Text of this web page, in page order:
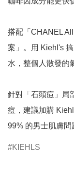
搭配「CHANEL
案」。用 Kiehl's
水，整個人散發的
針對「石頭痘」局
痘，建議加購
99% 的男士肌膚問
KIEHLS